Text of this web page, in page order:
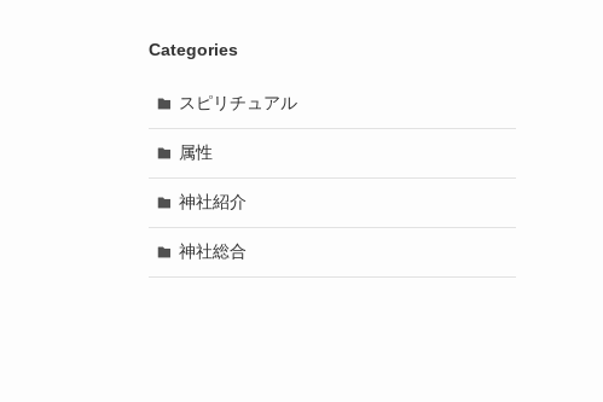
Categories
スピリチュアル
属性
神社紹介
神社総合